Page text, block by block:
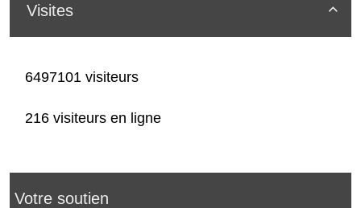

Visites
6497101 visiteurs
216 visiteurs en ligne
Votre soutien